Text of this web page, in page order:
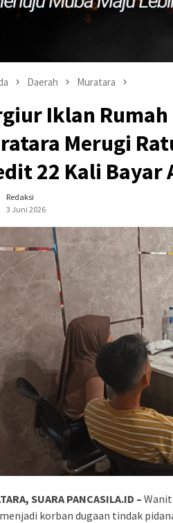
Daerah Muratara
Iklan Rumah
Merugi
22 Kali Bayar
Redaksi
3 Juni 2026
SUARA PANCASILA.ID –
korban dugaan tindak